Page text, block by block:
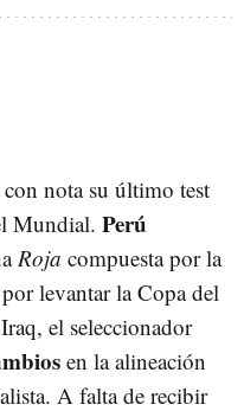
nota su último test
Mundial. Perú
Roja compuesta por la
levantar la Copa del
el seleccionador
en la alineación
A falta de recibir